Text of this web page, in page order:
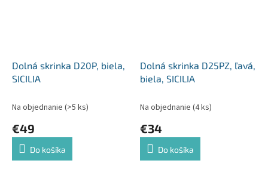
Dolná skrinka D20P, biela,
SICILIA
Na objednanie (>5 ks)
€49
Do košíka
Dolná skrinka D25PZ, ľavá,
biela, SICILIA
Na objednanie (4 ks)
€34
Do košíka